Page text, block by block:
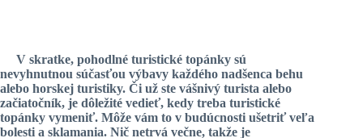
V skratke, pohodlné turistické topánky sú
nevyhnutnou súčasťou výbavy každého nadšenca behu
alebo horskej turistiky. Či už ste vášnivý turista alebo
začiatočník, je dôležité vedieť, kedy treba turistické
topánky vymeniť. Môže vám to v budúcnosti ušetriť veľa
bolesti a sklamania. Nič netrvá večne, takže je